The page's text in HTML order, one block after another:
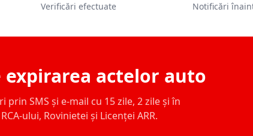
Verificări efectuate Notificări
actelor auto
SMS și e-mail cu 15 zile, 2 zile și în
ului, Rovinietei și Licenței ARR.